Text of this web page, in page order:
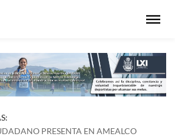
PRESENTA EN AMEALCO